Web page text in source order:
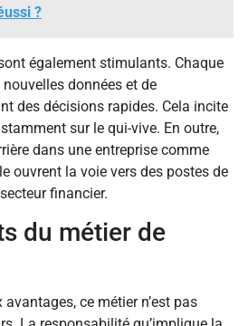
?
également stimulants. Chaque
données et de
des décisions rapides. Cela incite
sur le qui-vive. En outre,
dans une entreprise comme
ouvrent la voie vers des postes de
financier.
du métier de
ce métier n’est pas